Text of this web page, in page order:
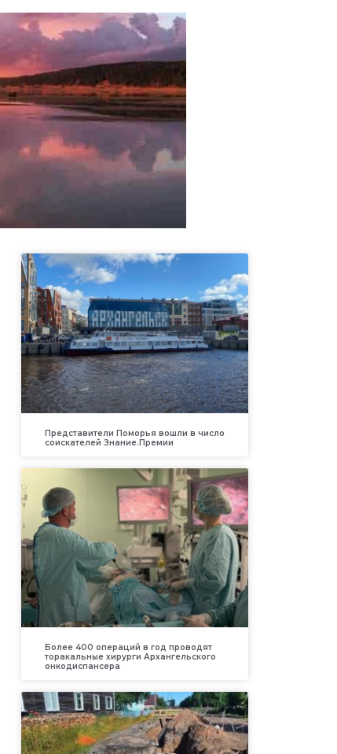
Представители Поморья вошли в число
соискателей Знание.Премии
Более 400 операций в год проводят
торакальные хирурги Архангельского
онкодиспансера